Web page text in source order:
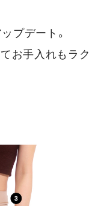
プデート。
お手入れもラク